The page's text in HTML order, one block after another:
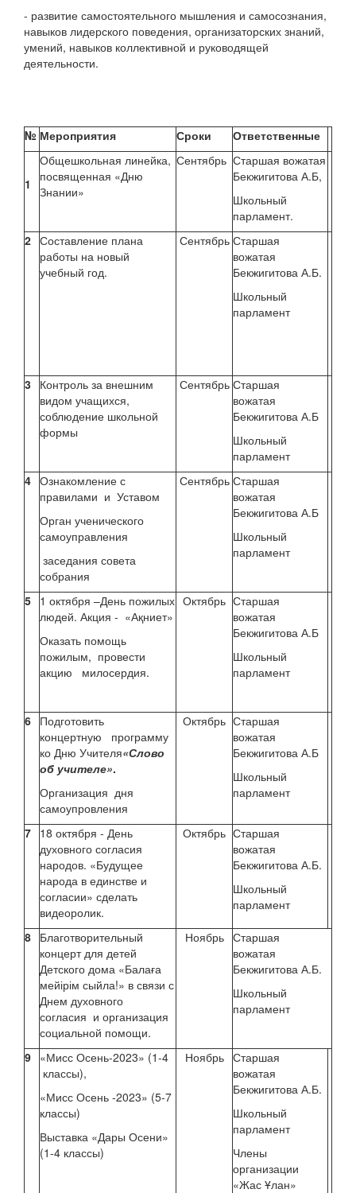
- развитие самостоятельного мышления и самосознания,
навыков лидерского поведения, организаторских знаний,
умений, навыков коллективной и руководящей
деятельности.
№ Мероприятия Сроки Ответственные
1
Общешкольная линейка,
посвященная «Дню
Знании»
Сентябрь Старшая вожатая
Бекжигитова А.Б,
Школьный
парламент.
2 Составление плана
работы на новый
учебный год.
Сентябрь Старшая
вожатая
Бекжигитова А.Б.
Школьный
парламент
3 Контроль за внешним
видом учащихся,
соблюдение школьной
формы
Сентябрь Старшая
вожатая
Бекжигитова А.Б
Школьный
парламент
4 Ознакомление с
правилами и Уставом
Орган ученического
самоуправления
заседания совета
собрания
Сентябрь Старшая
вожатая
Бекжигитова А.Б
Школьный
парламент
5 1 октября –День пожилых
людей. Акция - «Ақниет»
Оказать помощь
пожилым, провести
акцию милосердия.
Октябрь Старшая
вожатая
Бекжигитова А.Б
Школьный
парламент
6 Подготовить
концертную программу
ко Дню Учителя«Слово
об учителе».
Организация дня
самоупровления
Октябрь Старшая
вожатая
Бекжигитова А.Б
Школьный
парламент
7 18 октября - День
духовного согласия
народов. «Будущее
народа в единстве и
согласии» сделать
видеоролик.
Октябрь Старшая
вожатая
Бекжигитова А.Б.
Школьный
парламент
8 Благотворительный
концерт для детей
Детского дома «Балаға
мейірім сыйла!» в связи с
Днем духовного
согласия и организация
социальной помощи.
Ноябрь Старшая
вожатая
Бекжигитова А.Б.
Школьный
парламент
9 «Мисс Осень-2023» (1-4
классы),
«Мисс Осень -2023» (5-7
классы)
Выставка «Дары Осени»
(1-4 классы)
Ноябрь Старшая
вожатая
Бекжигитова А.Б.
Школьный
парламент
Члены
организации
«Жас Ұлан»